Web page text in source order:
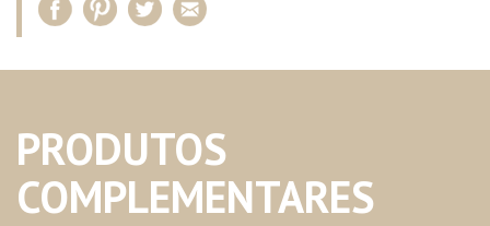
PRODUTOS
COMPLEMENTARES